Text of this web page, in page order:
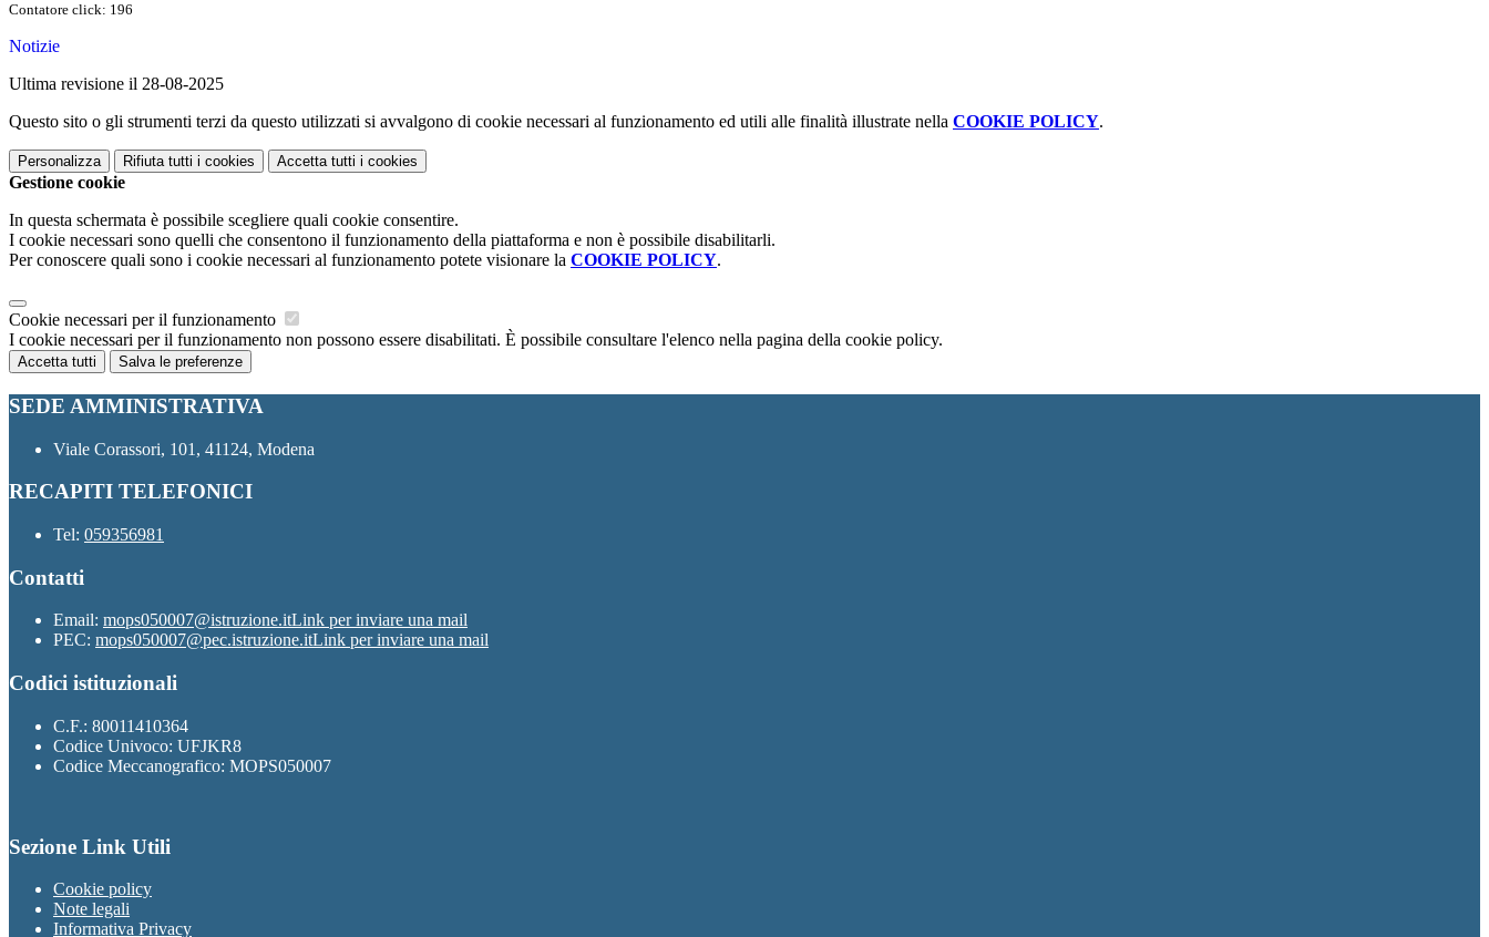
Contatore click: 196
Notizie
Ultima revisione il 28-08-2025
Questo sito o gli strumenti terzi da questo utilizzati si avvalgono di cookie necessari al funzionamento ed utili alle finalità illustrate nella COOKIE POLICY.
Personalizza Rifiuta tutti i cookies Accetta tutti i cookies
Gestione cookie
In questa schermata è possibile scegliere quali cookie consentire.
I cookie necessari sono quelli che consentono il funzionamento della piattaforma e non è possibile disabilitarli.
Per conoscere quali sono i cookie necessari al funzionamento potete visionare la COOKIE POLICY.
Cookie necessari per il funzionamento
I cookie necessari per il funzionamento non possono essere disabilitati. È possibile consultare l'elenco nella pagina della cookie policy.
Accetta tutti Salva le preferenze
SEDE AMMINISTRATIVA
Viale Corassori, 101, 41124, Modena
RECAPITI TELEFONICI
Tel: 059356981
Contatti
Email: mops050007@istruzione.itLink per inviare una mail
PEC: mops050007@pec.istruzione.itLink per inviare una mail
Codici istituzionali
C.F.: 80011410364
Codice Univoco: UFJKR8
Codice Meccanografico: MOPS050007
Sezione Link Utili
Cookie policy
Note legali
Informativa Privacy